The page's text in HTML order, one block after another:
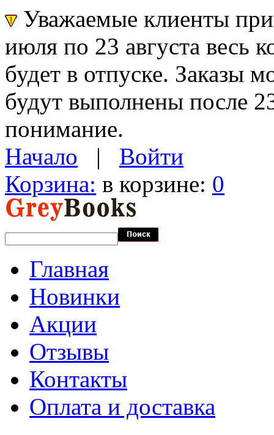
Уважаемые клиенты
июля по 23 августа весь
будет в отпуске. Заказы
будут выполнены после
понимание.
Начало | Войти
Корзина: в корзине: 0
Главная
Новинки
Акции
Отзывы
Контакты
Оплата и доставка